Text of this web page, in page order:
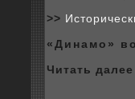
>>
«Динамо»
Читать